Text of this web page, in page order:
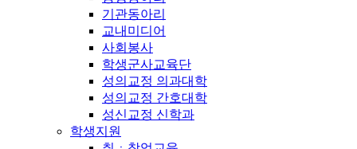
기관동아리
교내미디어
사회봉사
학생군사교육단
성의교정 의과대학
성의교정 간호대학
성신교정 신학과
학생지원